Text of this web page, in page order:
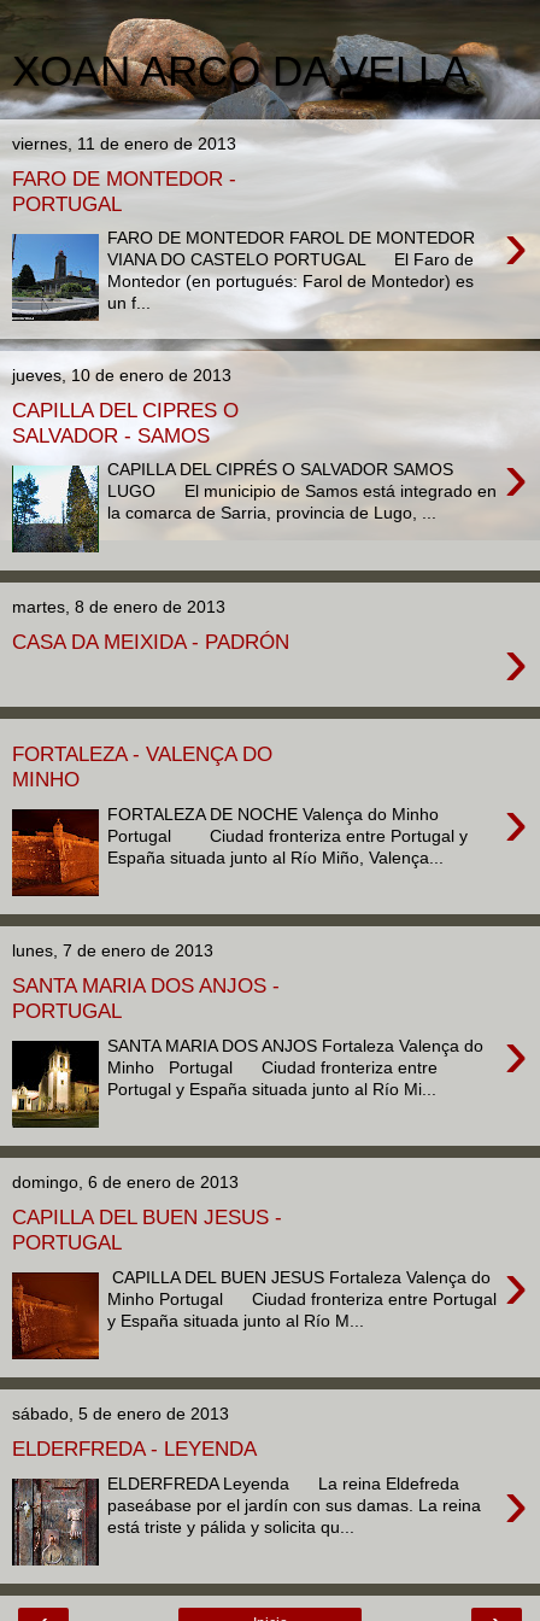
XOAN ARCO DA VELLA
viernes, 11 de enero de 2013
FARO DE MONTEDOR -
PORTUGAL
›
FARO DE MONTEDOR FAROL DE MONTEDOR
VIANA DO CASTELO PORTUGAL El Faro de
Montedor (en portugués: Farol de Montedor) es
un f...
jueves, 10 de enero de 2013
CAPILLA DEL CIPRES O
SALVADOR - SAMOS
›
CAPILLA DEL CIPRÉS O SALVADOR SAMOS
LUGO El municipio de Samos está integrado en
la comarca de Sarria, provincia de Lugo, ...
martes, 8 de enero de 2013
CASA DA MEIXIDA - PADRÓN ›
FORTALEZA - VALENÇA DO
MINHO
›
FORTALEZA DE NOCHE Valença do Minho
Portugal Ciudad fronteriza entre Portugal y
España situada junto al Río Miño, Valença...
lunes, 7 de enero de 2013
SANTA MARIA DOS ANJOS -
PORTUGAL
›
SANTA MARIA DOS ANJOS Fortaleza Valença do
Minho Portugal Ciudad fronteriza entre
Portugal y España situada junto al Río Mi...
domingo, 6 de enero de 2013
CAPILLA DEL BUEN JESUS -
PORTUGAL
›
CAPILLA DEL BUEN JESUS Fortaleza Valença do
Minho Portugal Ciudad fronteriza entre Portugal
y España situada junto al Río M...
sábado, 5 de enero de 2013
ELDERFREDA - LEYENDA
›
ELDERFREDA Leyenda La reina Eldefreda
paseábase por el jardín con sus damas. La reina
está triste y pálida y solicita qu...